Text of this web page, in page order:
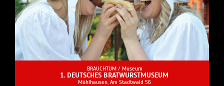
BRAUCHTUM / Museum
1. DEUTSCHES BRATWURSTMUSEUM
Mühlhausen, Am Stadtwald 56